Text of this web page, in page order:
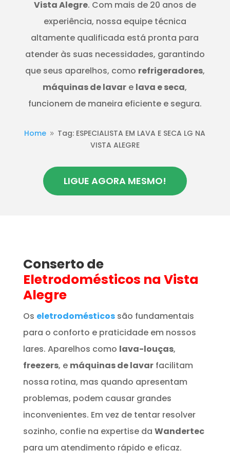
Vista Alegre. Com mais de 20 anos de
experiência, nossa equipe técnica
altamente qualificada está pronta para
atender às suas necessidades, garantindo
que seus aparelhos, como refrigeradores,
máquinas de lavar e lava e seca,
funcionem de maneira eficiente e segura.
Home 9 Tag: ESPECIALISTA EM LAVA E SECA LG NA
VISTA ALEGRE
LIGUE AGORA MESMO!
Conserto de
Eletrodomésticos na Vista
Alegre
Os eletrodomésticos são fundamentais
para o conforto e praticidade em nossos
lares. Aparelhos como lava-louças,
freezers, e máquinas de lavarfacilitam
nossa rotina, mas quando apresentam
problemas, podem causar grandes
inconvenientes. Em vez de tentar resolver
sozinho, confie na expertise da Wandertec
para um atendimento rápido e eficaz.